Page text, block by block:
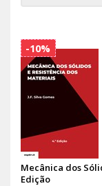
Mecânica dos
Edição
-10%